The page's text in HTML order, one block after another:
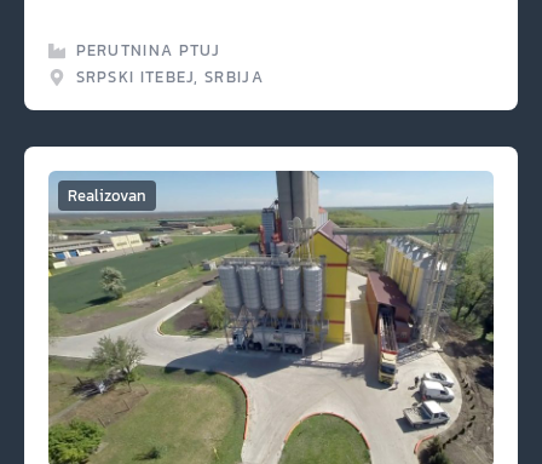
PERUTNINA PTUJ
SRPSKI ITEBEJ, SRBIJA
Realizovan